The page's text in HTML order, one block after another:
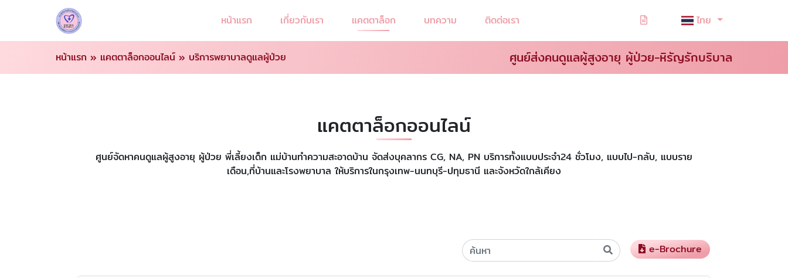
หน้าแรก เกี่ยวกับเรา แคตตาล็อก บทความ ติดต่อเรา ไทย
หน้าแรก » แคตตาล็อกออนไลน์ » บริการพยาบาลดูแลผู้ป่วย ศูนย์ส่งคนดูแลผู้สูงอายุ ผู้ป่วย-หิรัญรักบริบาล
แคตตาล็อกออนไลน์
ศูนย์จัดหาคนดูแลผู้สูงอายุ ผู้ป่วย พี่เลี้ยงเด็ก แม่บ้านทำความสะอาดบ้าน จัดส่งบุคลากร CG, NA, PN บริการทั้งแบบประจำ24 ชั่วโมง, แบบไป-กลับ, แบบราย
เดือน,ที่บ้านและโรงพยาบาล ให้บริการในกรุงเทพ-นนทบุรี-ปทุมธานี และจังหวัดใกล้เคียง
e-Brochure